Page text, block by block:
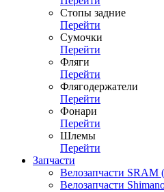
Стопы задние
Перейти
Сумочки
Перейти
Фляги
Перейти
Флягодержатели
Перейти
Фонари
Перейти
Шлемы
Перейти
Запчасти
Велозапчасти
Велозапчасти